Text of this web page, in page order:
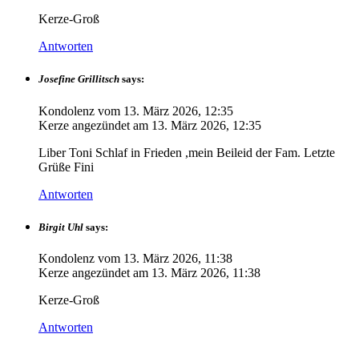
Kerze-Groß
Antworten
Josefine Grillitsch says:
Kondolenz vom 13. März 2026, 12:35
Kerze angezündet am 13. März 2026, 12:35
Liber Toni Schlaf in Frieden ,mein Beileid der Fam. Letzte
Grüße Fini
Antworten
Birgit Uhl says:
Kondolenz vom 13. März 2026, 11:38
Kerze angezündet am 13. März 2026, 11:38
Kerze-Groß
Antworten